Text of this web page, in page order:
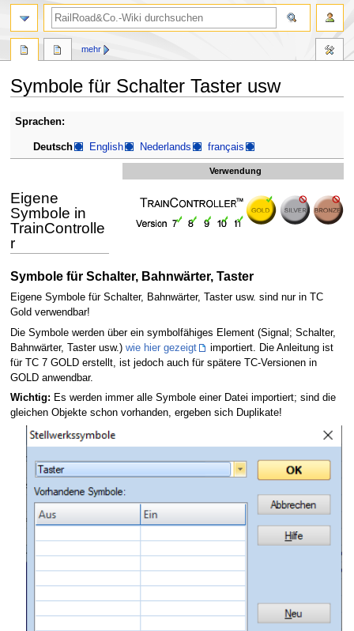
Symbole für Schalter Taster usw
Zur
springen
Zur
springen
Sprachen:
Deutsch English Nederlands français
Verwendung
Eigene
Symbole in
TrainControlle
r
Symbole für Schalter, Bahnwärter, Taster
Eigene Symbole für Schalter, Bahnwärter, Taster usw. sind nur in TC
Gold verwendbar!
Die Symbole werden über ein symbolfähiges Element (Signal; Schalter,
Bahnwärter, Taster usw.) wie hier gezeigt
importiert. Die Anleitung ist
für TC 7 GOLD erstellt, ist jedoch auch für spätere TC-Versionen in
GOLD anwendbar.
Wichtig: Es werden immer alle Symbole einer Datei importiert; sind die
gleichen Objekte schon vorhanden, ergeben sich Duplikate!
mehr
Suche